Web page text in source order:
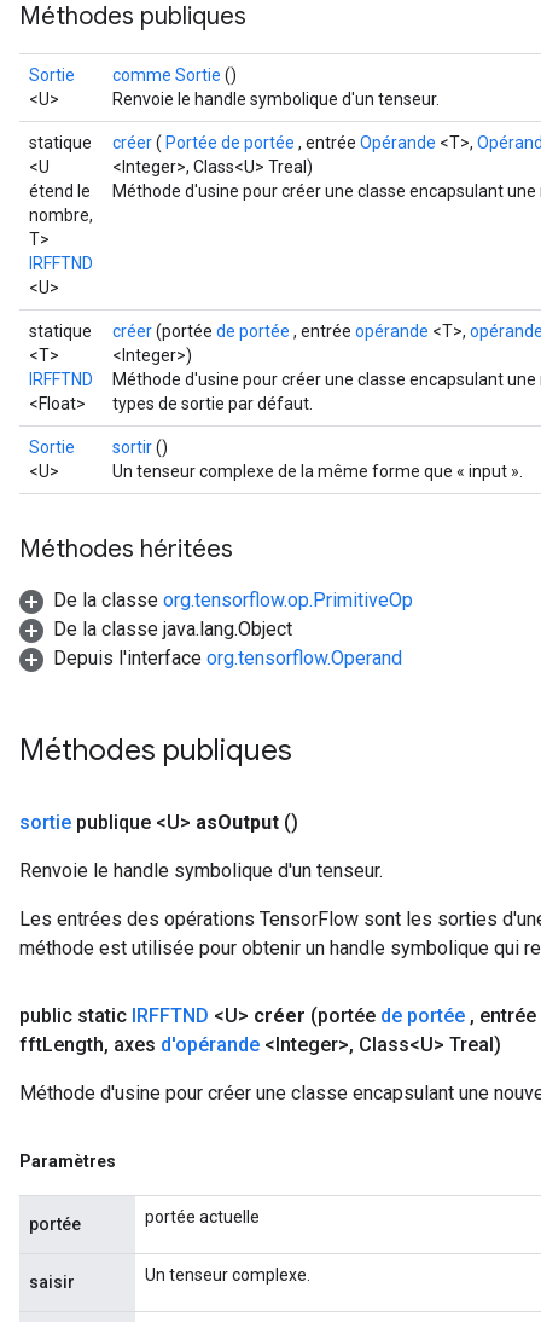
Méthodes publiques
Sortie
<U>
comme Sortie ()
Renvoie le handle symbolique d'un tenseur.
statique
<U
étend le
nombre,
T>
IRFFTND
<U>
créer( Portée de portée , entrée Opérande <T>,
<Integer>, Class<U> Treal)
Méthode d'usine pour créer une classe encapsulant une
statique
<T>
IRFFTND
<Float>
créer(portée de portée , entrée opérande <T>,
<Integer>)
Méthode d'usine pour créer une classe encapsulant une
types de sortie par défaut.
Sortie
<U>
sortir()
Un tenseur complexe de la même forme que « input ».
Méthodes héritées
De la classe org.tensorflow.op.PrimitiveOp
De la classe java.lang.Object
Depuis l'interface org.tensorflow.Operand
Méthodes publiques
sortie publique <U> asOutput ()
Renvoie le handle symbolique d'un tenseur.
Les entrées des opérations TensorFlow sont les sorties
méthode est utilisée pour obtenir un handle symbolique qui
public static IRFFTND <U> créer (portée de portée ,
fftLength, axes d'opérande <Integer>, Class<U> Treal)
Méthode d'usine pour créer une classe encapsulant une
Paramètres
portée portée actuelle
saisir Un tenseur complexe.